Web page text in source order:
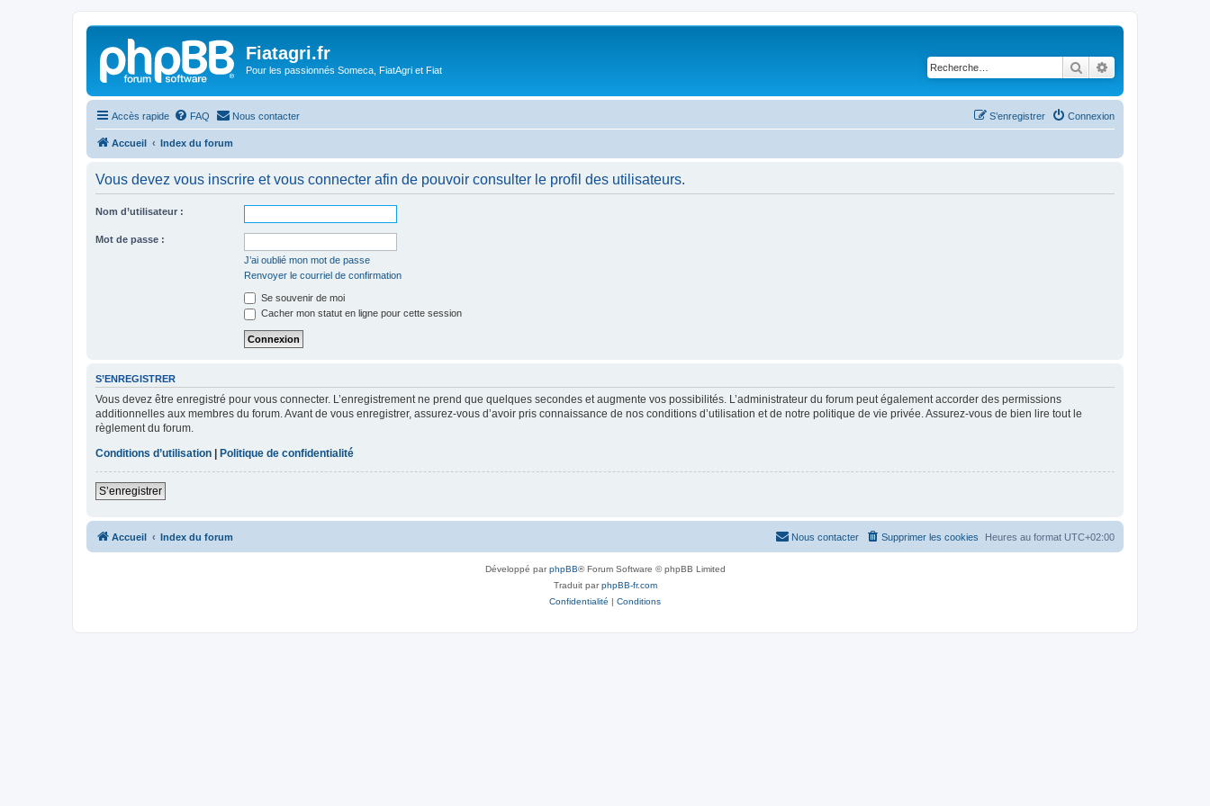
Fiatagri.fr
Pour les passionnés Someca, FiatAgri et Fiat Rechercher
Accès rapide FAQ Nous contacter Connexion
S’enregistrer
Accueil Index du forum
Vous devez vous inscrire et vous connecter afin de pouvoir consulter le profil des utilisateurs.
Nom d’utilisateur :
Mot de passe :
J’ai oublié mon mot de passe
Renvoyer le courriel de confirmation
Se souvenir de moi
Cacher mon statut en ligne pour cette session
S’ENREGISTRER
Vous devez être enregistré pour vous connecter. L’enregistrement ne prend que quelques secondes et augmente vos possibilités. L’administrateur du forum peut également accorder des permissions
additionnelles aux membres du forum. Avant de vous enregistrer, assurez-vous d’avoir pris connaissance de nos conditions d’utilisation et de notre politique de vie privée. Assurez-vous de bien lire tout le
règlement du forum.
Conditions d’utilisation
Politique de confidentialité
S’enregistrer
Accueil Index du forum Heures au format UTC+02:00
Supprimer les cookies
Nous contacter
Développé parphpBB® Forum Software © phpBB Limited
Traduit parphpBB-fr.com
Confidentialité | Conditions